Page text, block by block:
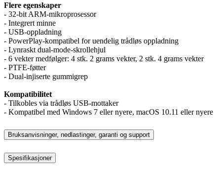
Flere egenskaper
- 32-bit ARM-mikroprosessor
- Integrert minne
- USB-oppladning
- PowerPlay-kompatibel for uendelig trådløs oppladning
- Lynraskt dual-mode-skrollehjul
- 6 vekter medfølger: 4 stk. 2 grams vekter, 2 stk. 4 grams vekter
- PTFE-føtter
- Dual-injiserte gummigrep
Kompatibilitet
- Tilkobles via trådløs USB-mottaker
- Kompatibel med Windows 7 eller nyere, macOS 10.11 eller nyere
Bruksanvisninger, nedlastinger, garanti og support
Spesifikasjoner